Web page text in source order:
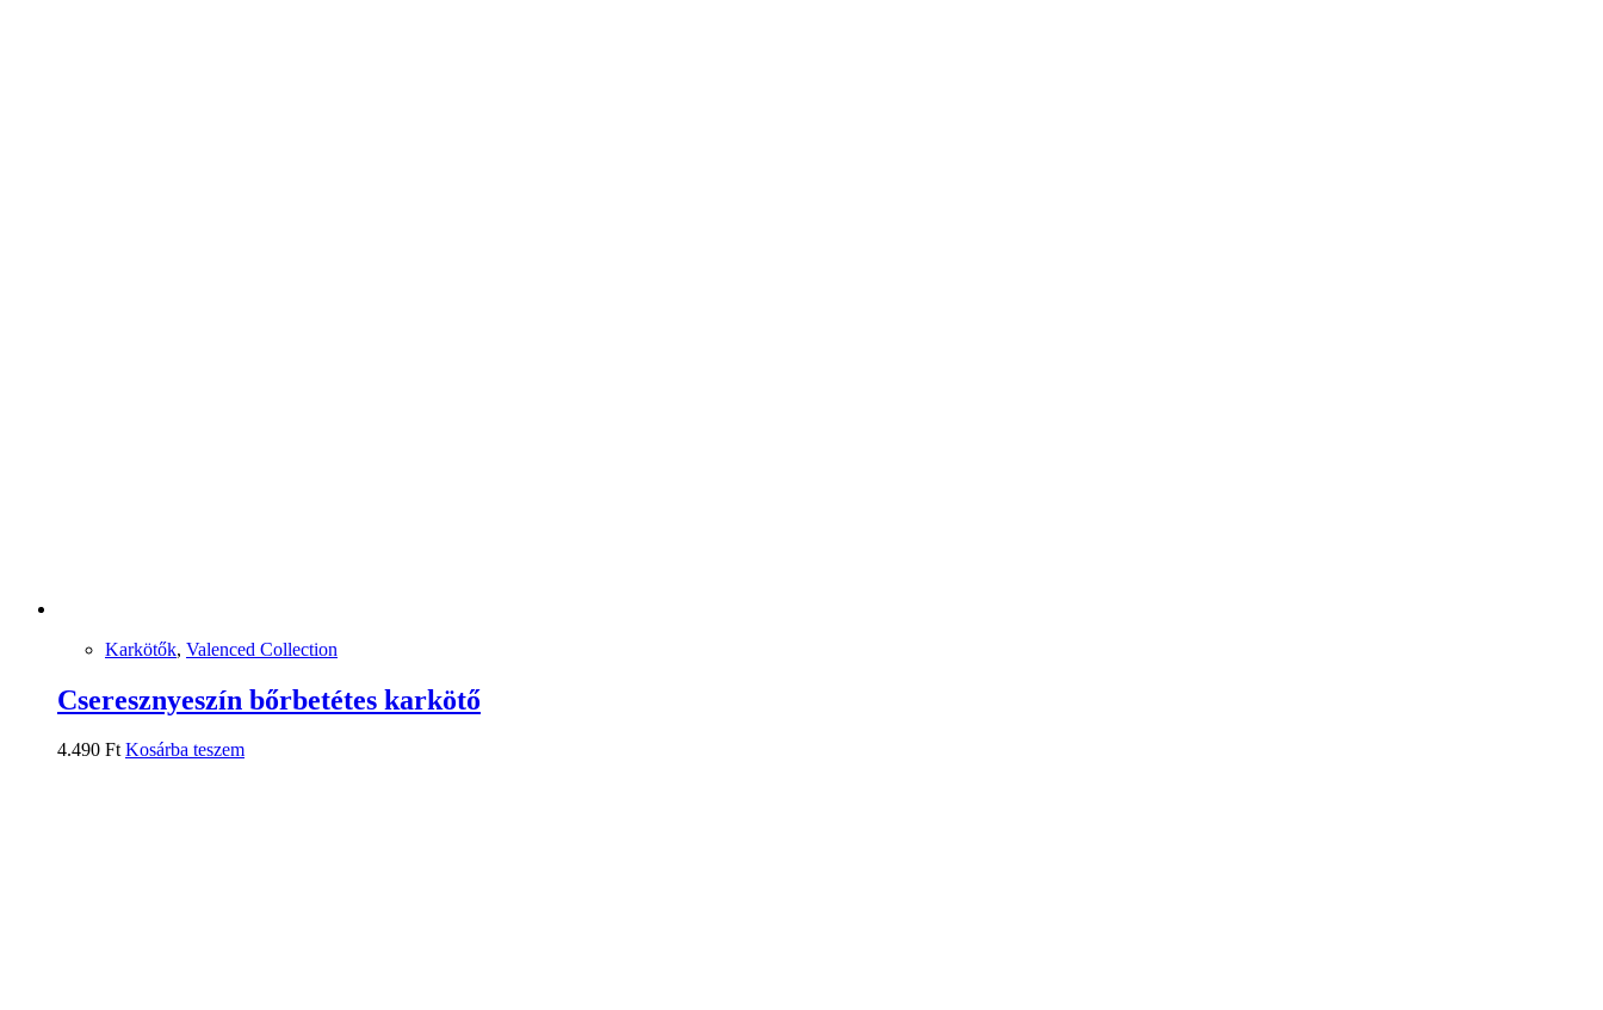
Karkötők, Valenced Collection
Cseresznyeszín bőrbetétes karkötő
4.490 Ft Kosárba teszem